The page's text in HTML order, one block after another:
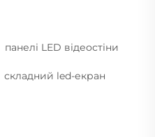
панелі LED відеостіни
складний led-екран